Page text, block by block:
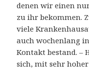
denen wir einen
zu ihr bekommen.
viele
auch wochenlang
Kontakt bestand. –
sich, mit sehr